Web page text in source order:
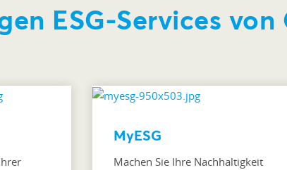
ESG-Services
MyESG
Machen Sie Ihre Nachhaltigkeit